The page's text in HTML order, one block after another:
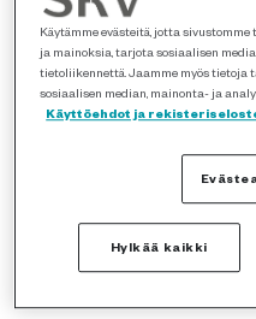
Käytämme evästeitä, jotta
ja mainoksia, tarjota sosiaalisen
tietoliikennettä. Jaamme myös tietoja
sosiaalisen median, mainonta- ja
Käyttöehdot ja
Hylkää kaikki